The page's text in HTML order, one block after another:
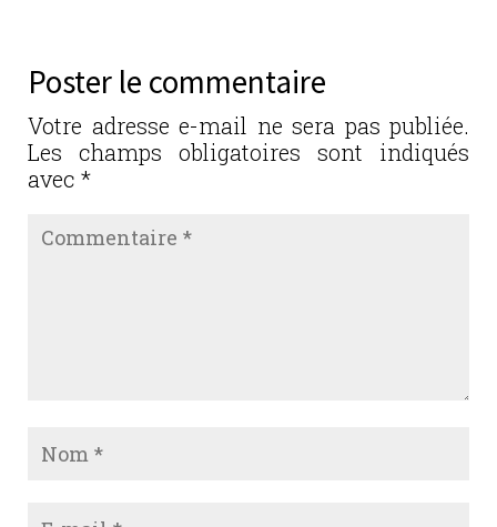
Poster le commentaire
Votre adresse e-mail ne sera pas publiée.
Les champs obligatoires sont indiqués
avec *